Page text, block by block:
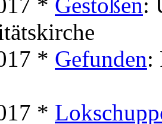
* Gefunden:
*